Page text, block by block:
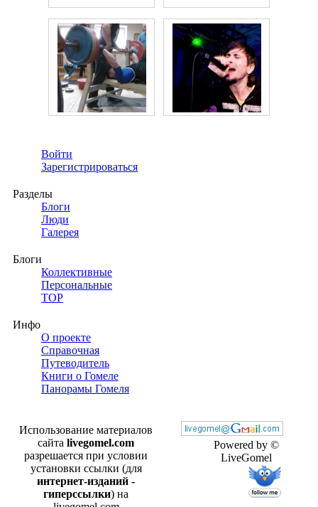
Войти
Зарегистрироваться
Разделы
Блоги
Люди
Галерея
Блоги
Коллективные
Персональные
TOP
Инфо
О проекте
Справочная
Путеводитель
Книги о Гомеле
Панорамы Гомеля
Powered by ©
LiveGomel
Использование материалов
сайта livegomel.com
разрешается при условии
установки ссылки (для
интернет-изданий -
гиперссылки) на